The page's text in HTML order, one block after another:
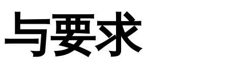
与要求